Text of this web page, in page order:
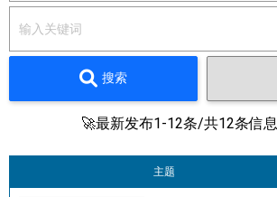
搜索
🚀最新发布1-12条/共12条信息
主题